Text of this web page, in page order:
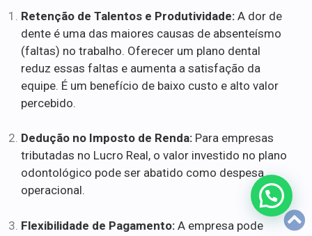
Retenção de Talentos e Produtividade: A dor de
dente é uma das maiores causas de absenteísmo
(faltas) no trabalho. Oferecer um plano dental
reduz essas faltas e aumenta a satisfação da
equipe. É um benefício de baixo custo e alto valor
percebido.
Dedução no Imposto de Renda: Para empresas
tributadas no Lucro Real, o valor investido no plano
odontológico pode ser abatido como despesa
operacional.
Flexibilidade de Pagamento: A empresa pode